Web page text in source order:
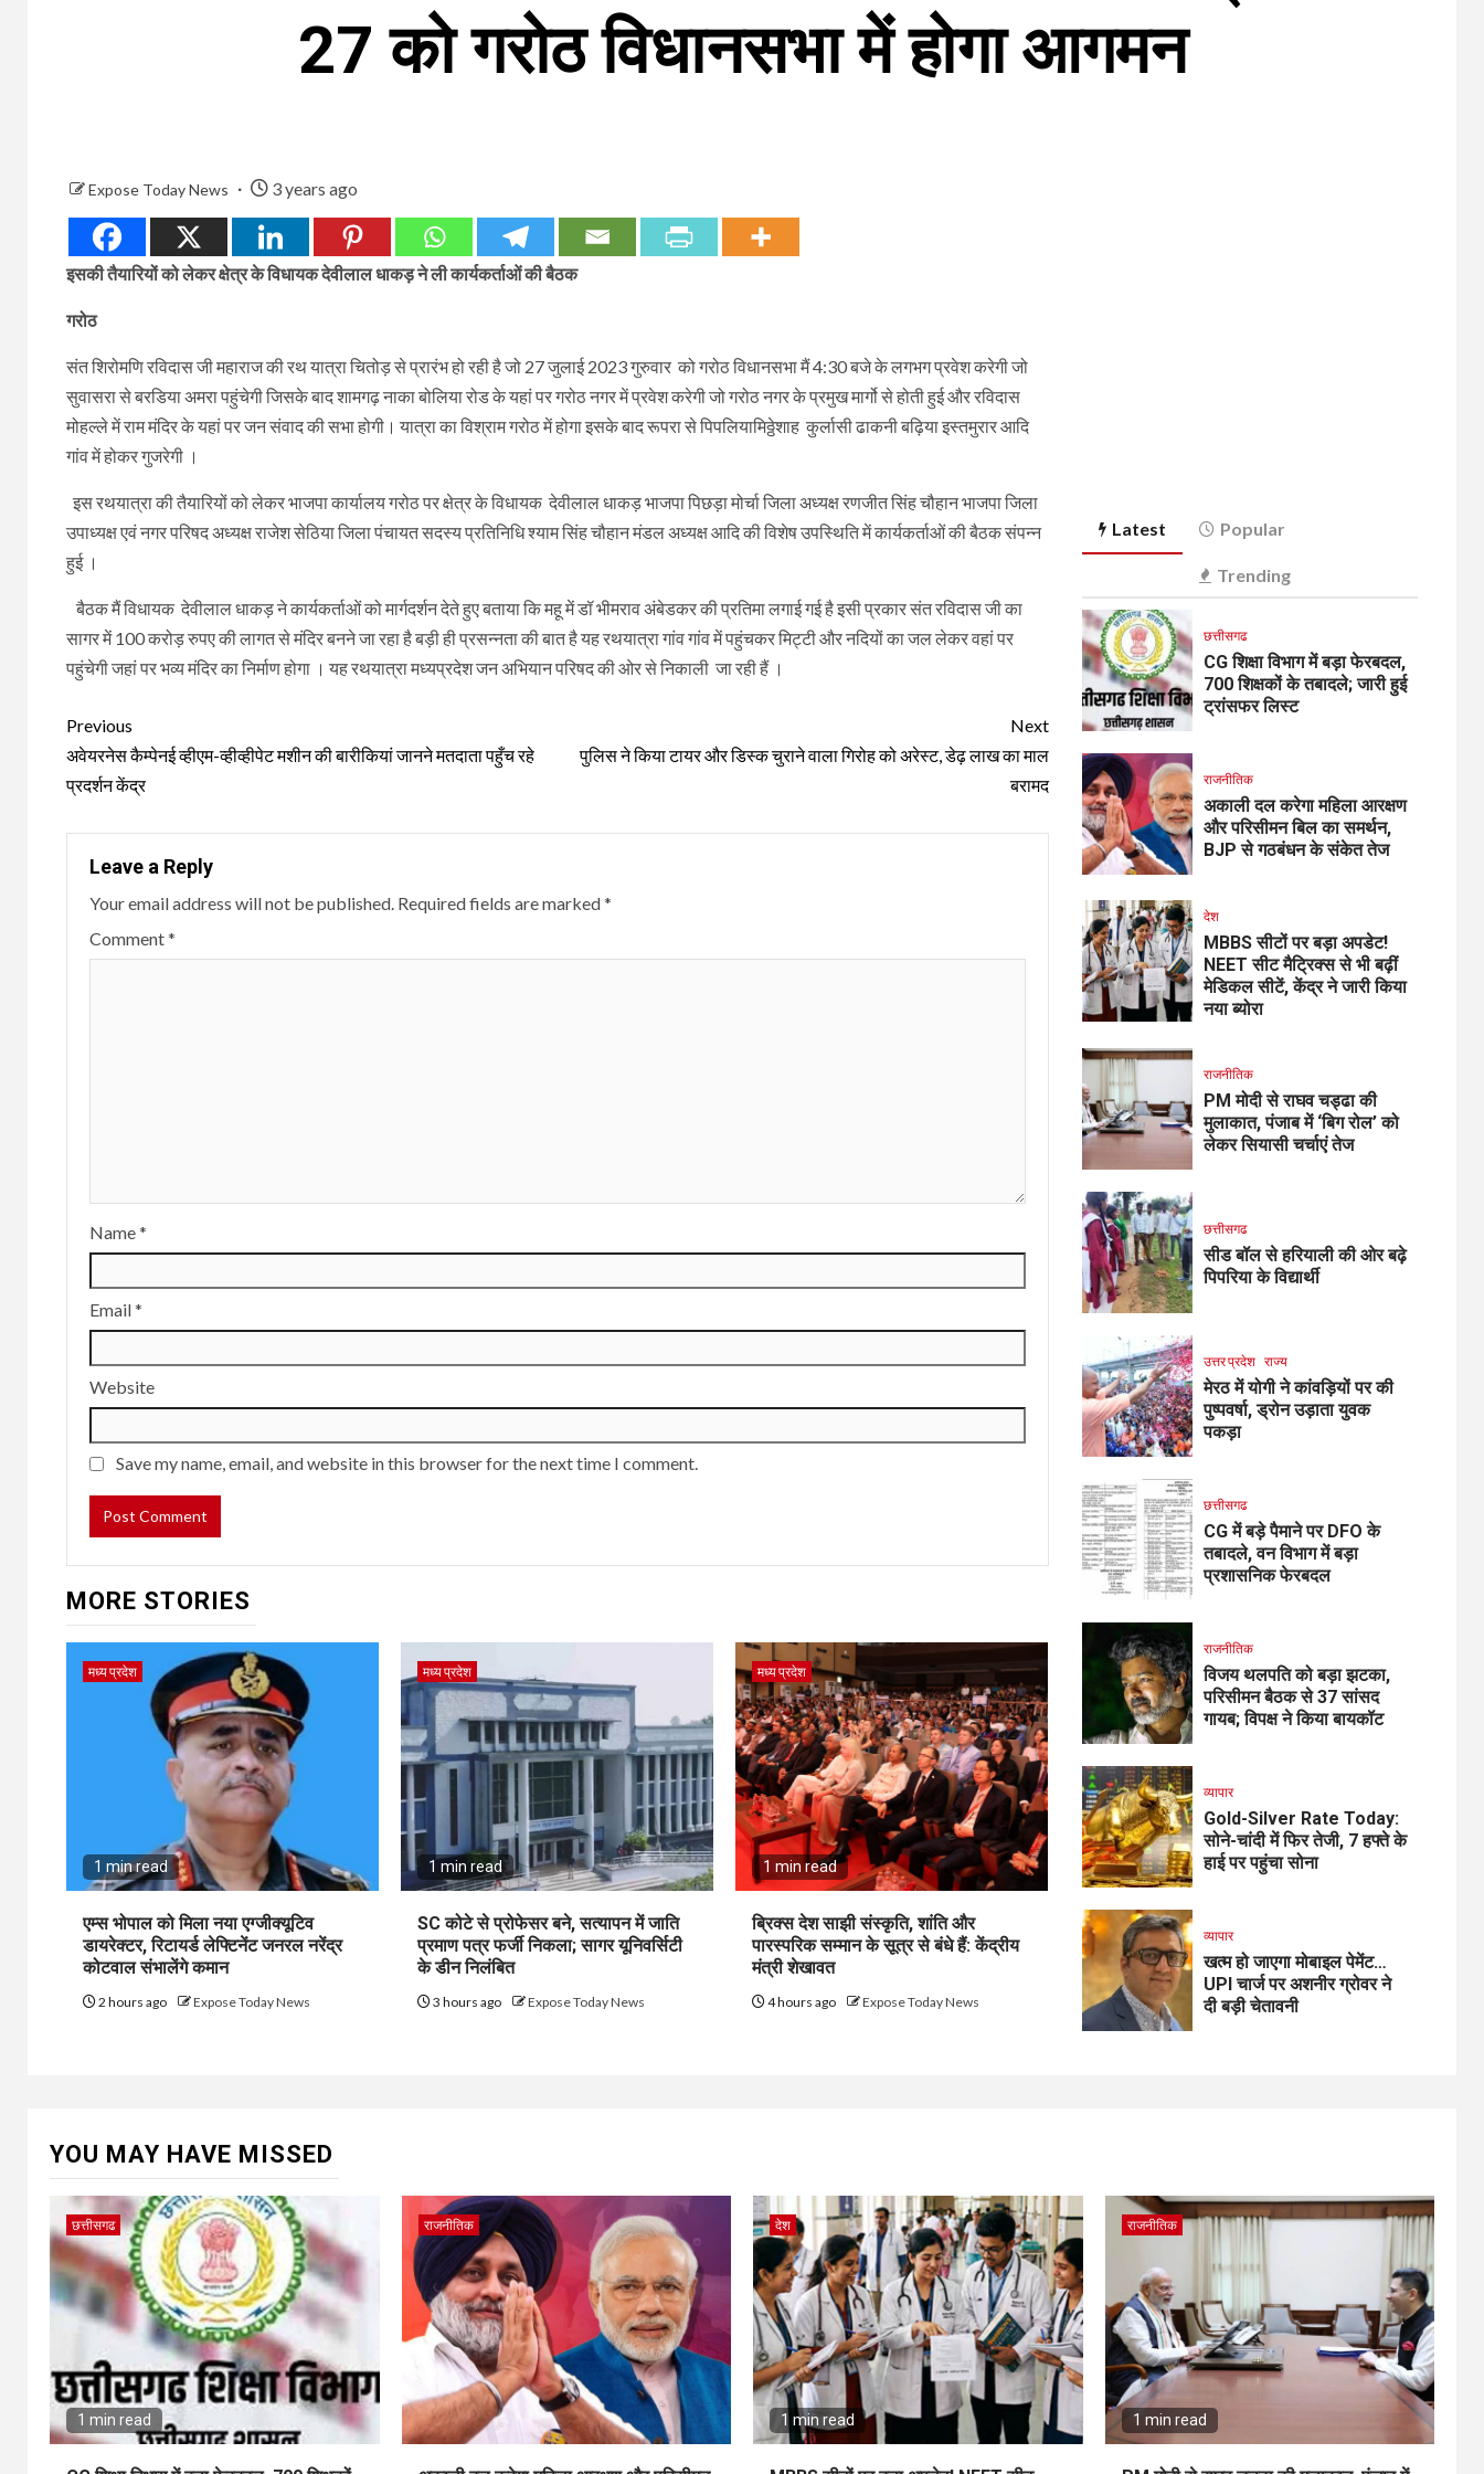
27 को गरोठ विधानसभा में होगा आगमन
Expose Today News 3 years ago
इसकी तैयारियों को लेकर क्षेत्र के विधायक देवीलाल धाकड़ ने ली कार्यकर्ताओं की बैठक
गरोठ
संत शिरोमणि रविदास जी महाराज की रथ यात्रा चितोड़ से प्रारंभ हो रही है जो 27 जुलाई 2023 गुरुवार को गरोठ विधानसभा मैं 4:30 बजे के लगभग प्रवेश करेगी जो
सुवासरा से बरडिया अमरा पहुंचेगी जिसके बाद शामगढ़ नाका बोलिया रोड के यहां पर गरोठ नगर में प्रवेश करेगी जो गरोठ नगर के प्रमुख मार्गो से होती हुई और रविदास
मोहल्ले में राम मंदिर के यहां पर जन संवाद की सभा होगी। यात्रा का विश्राम गरोठ में होगा इसके बाद रूपरा से पिपलियामिठ्ठेशाह कुर्लासी ढाकनी बढ़िया इस्तमुरार आदि
गांव में होकर गुजरेगी ।
इस रथयात्रा की तैयारियों को लेकर भाजपा कार्यालय गरोठ पर क्षेत्र के विधायक देवीलाल धाकड़ भाजपा पिछड़ा मोर्चा जिला अध्यक्ष रणजीत सिंह चौहान भाजपा जिला
उपाध्यक्ष एवं नगर परिषद अध्यक्ष राजेश सेठिया जिला पंचायत सदस्य प्रतिनिधि श्याम सिंह चौहान मंडल अध्यक्ष आदि की विशेष उपस्थिति में कार्यकर्ताओं की बैठक संपन्न
हुई ।
बैठक मैं विधायक देवीलाल धाकड़ ने कार्यकर्ताओं को मार्गदर्शन देते हुए बताया कि महू में डॉ भीमराव अंबेडकर की प्रतिमा लगाई गई है इसी प्रकार संत रविदास जी का
सागर में 100 करोड़ रुपए की लागत से मंदिर बनने जा रहा है बड़ी ही प्रसन्नता की बात है यह रथयात्रा गांव गांव में पहुंचकर मिट्टी और नदियों का जल लेकर वहां पर
पहुंचेगी जहां पर भव्य मंदिर का निर्माण होगा । यह रथयात्रा मध्यप्रदेश जन अभियान परिषद की ओर से निकाली जा रही हैं ।
Continue
Reading
Previous
अवेयरनेस कैम्पेनई व्हीएम-व्हीव्हीपेट मशीन की बारीकियां जानने मतदाता पहुँच रहे
प्रदर्शन केंद्र
Next
पुलिस ने किया टायर और डिस्क चुराने वाला गिरोह को अरेस्ट, डेढ़ लाख का माल
बरामद
Leave a Reply
Your email address will not be published. Required fields are marked*
Comment*
Name*
Email*
Website
Save my name, email, and website in this browser for the next time I comment.
MORE STORIES
मध्य प्रदेश
1 min read
एम्स भोपाल को मिला नया एग्जीक्यूटिव
डायरेक्टर, रिटायर्ड लेफ्टिनेंट जनरल नरेंद्र
कोटवाल संभालेंगे कमान
2 hours ago Expose Today News
मध्य प्रदेश
1 min read
SC कोटे से प्रोफेसर बने, सत्यापन में जाति
प्रमाण पत्र फर्जी निकला; सागर यूनिवर्सिटी
के डीन निलंबित
3 hours ago Expose Today News
मध्य प्रदेश
1 min read
ब्रिक्स देश साझी संस्कृति, शांति और
पारस्परिक सम्मान के सूत्र से बंधे हैं: केंद्रीय
मंत्री शेखावत
4 hours ago Expose Today News
Latest Popular
Trending
छत्तीसगढ
CG शिक्षा विभाग में बड़ा फेरबदल,
700 शिक्षकों के तबादले; जारी हुई
ट्रांसफर लिस्ट
राजनीतिक
अकाली दल करेगा महिला आरक्षण
और परिसीमन बिल का समर्थन,
BJP से गठबंधन के संकेत तेज
देश
MBBS सीटों पर बड़ा अपडेट!
NEET सीट मैट्रिक्स से भी बढ़ीं
मेडिकल सीटें, केंद्र ने जारी किया
नया ब्योरा
राजनीतिक
PM मोदी से राघव चड्ढा की
मुलाकात, पंजाब में ‘बिग रोल’ को
लेकर सियासी चर्चाएं तेज
छत्तीसगढ
सीड बॉल से हरियाली की ओर बढ़े
पिपरिया के विद्यार्थी
उत्तर प्रदेश राज्य
मेरठ में योगी ने कांवड़ियों पर की
पुष्पवर्षा, ड्रोन उड़ाता युवक
पकड़ा
छत्तीसगढ
CG में बड़े पैमाने पर DFO के
तबादले, वन विभाग में बड़ा
प्रशासनिक फेरबदल
राजनीतिक
विजय थलपति को बड़ा झटका,
परिसीमन बैठक से 37 सांसद
गायब; विपक्ष ने किया बायकॉट
व्यापार
Gold-Silver Rate Today:
सोने-चांदी में फिर तेजी, 7 हफ्ते के
हाई पर पहुंचा सोना
व्यापार
खत्म हो जाएगा मोबाइल पेमेंट…
UPI चार्ज पर अशनीर ग्रोवर ने
दी बड़ी चेतावनी
YOU MAY HAVE MISSED
छत्तीसगढ
1 min read
राजनीतिक देश
1 min read
राजनीतिक
1 min read